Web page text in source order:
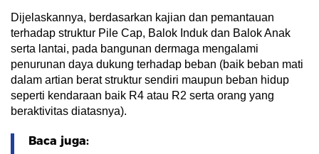
Dijelaskannya, berdasarkan kajian dan pemantauan
terhadap struktur Pile Cap, Balok Induk dan Balok Anak
serta lantai, pada bangunan dermaga mengalami
penurunan daya dukung terhadap beban (baik beban mati
dalam artian berat struktur sendiri maupun beban hidup
seperti kendaraan baik R4 atau R2 serta orang yang
beraktivitas diatasnya).
Baca juga: